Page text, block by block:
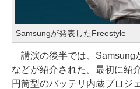
Samsungが発表したFreestyle
講演の後半では、Samsung
などが紹介された。最初に紹
円筒型のバッテリ内蔵プロジ